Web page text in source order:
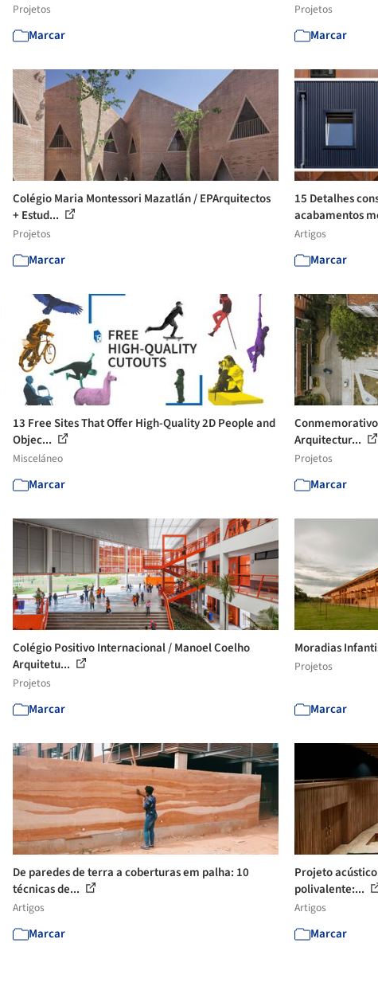
Projetos
Marcar
Projetos
Marcar
Colégio Maria Montessori Mazatlán / EPArquitectos
+ Estud...
Projetos
Marcar
15 Detalhes
acabamentos
Artigos
Marcar
13 Free Sites That Offer High-Quality 2D People and
Objec...
Misceláneo
Marcar
Arquitectur...
Projetos
Marcar
Colégio Positivo Internacional / Manoel Coelho
Arquitetu...
Projetos
Marcar
Moradias
Projetos
Marcar
De paredes de terra a coberturas em palha: 10
técnicas de...
Artigos
Marcar
Projeto
polivalente:...
Artigos
Marcar